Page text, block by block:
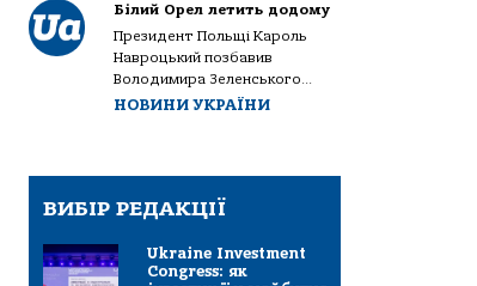
Білий Орел летить додому
Президент Польщі Кароль
Навроцький позбавив
Володимира Зеленського...
НОВИНИ УКРАЇНИ
ВИБІР РЕДАКЦІЇ
Ukraine Investment
Congress: як